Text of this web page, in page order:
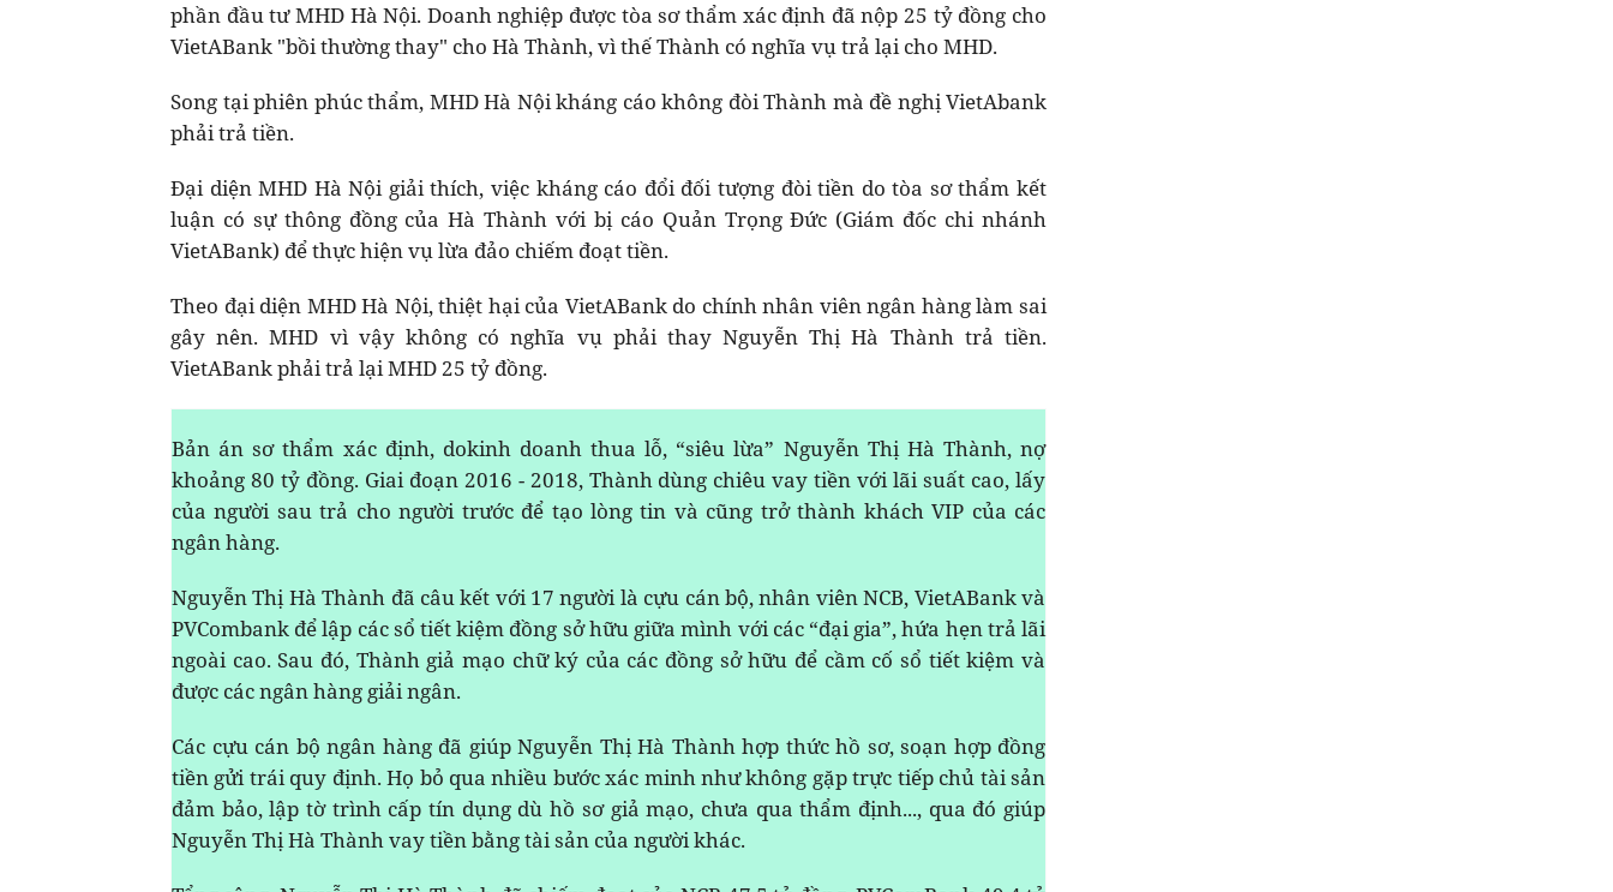
phần đầu tư MHD Hà Nội. Doanh nghiệp được tòa sơ thẩm xác định đã nộp 25 tỷ đồng cho
VietABank "bồi thường thay" cho Hà Thành, vì thế Thành có nghĩa vụ trả lại cho MHD.
Song tại phiên phúc thẩm, MHD Hà Nội kháng cáo không đòi Thành mà đề nghị VietAbank
phải trả tiền.
Đại diện MHD Hà Nội giải thích, việc kháng cáo đổi đối tượng đòi tiền do tòa sơ thẩm kết
luận có sự thông đồng của Hà Thành với bị cáo Quản Trọng Đức (Giám đốc chi nhánh
VietABank) để thực hiện vụ lừa đảo chiếm đoạt tiền.
Theo đại diện MHD Hà Nội, thiệt hại của VietABank do chính nhân viên ngân hàng làm sai
gây nên. MHD vì vậy không có nghĩa vụ phải thay Nguyễn Thị Hà Thành trả tiền.
VietABank phải trả lại MHD 25 tỷ đồng.
Bản án sơ thẩm xác định, dokinh doanh thua lỗ, “siêu lừa” Nguyễn Thị Hà Thành, nợ
khoảng 80 tỷ đồng. Giai đoạn 2016 - 2018, Thành dùng chiêu vay tiền với lãi suất cao, lấy
của người sau trả cho người trước để tạo lòng tin và cũng trở thành khách VIP của các
ngân hàng.
Nguyễn Thị Hà Thành đã câu kết với 17 người là cựu cán bộ, nhân viên NCB, VietABank và
PVCombank để lập các sổ tiết kiệm đồng sở hữu giữa mình với các “đại gia”, hứa hẹn trả lãi
ngoài cao. Sau đó, Thành giả mạo chữ ký của các đồng sở hữu để cầm cố sổ tiết kiệm và
được các ngân hàng giải ngân.
Các cựu cán bộ ngân hàng đã giúp Nguyễn Thị Hà Thành hợp thức hồ sơ, soạn hợp đồng
tiền gửi trái quy định. Họ bỏ qua nhiều bước xác minh như không gặp trực tiếp chủ tài sản
đảm bảo, lập tờ trình cấp tín dụng dù hồ sơ giả mạo, chưa qua thẩm định..., qua đó giúp
Nguyễn Thị Hà Thành vay tiền bằng tài sản của người khác.